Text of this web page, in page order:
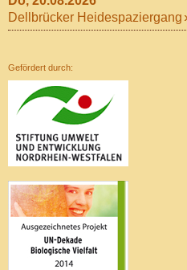
Dellbrücker Heidespaziergang
Gefördert durch: